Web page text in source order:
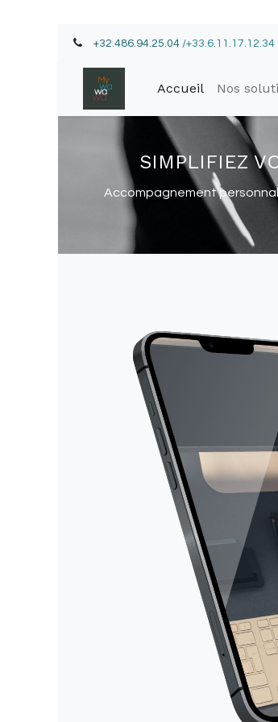
+32.486.94.25.04 /+33.6.11.17.12.34
Accueil Nos
SIMPLIFIEZ
Accompagnement